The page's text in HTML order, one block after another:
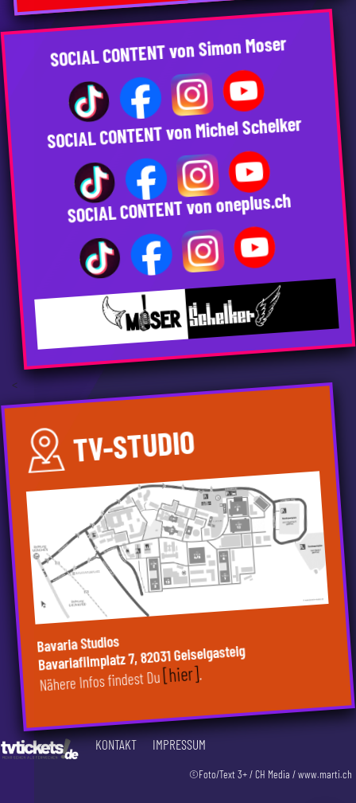
SOCIAL CONTENT von Simon Moser
SOCIAL CONTENT von Michel Schelker
SOCIAL CONTENT von oneplus.ch
<
TV-STUDIO
Bavaria Studios
Bavariafilmplatz 7, 82031 Geiselgasteig
Nähere Infos findest Du[hier].
KONTAKT IMPRESSUM
©Foto/Text 3+ / CH Media / www.marti.ch